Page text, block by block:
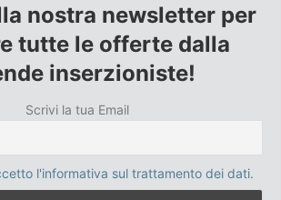
nostra newsletter per
tutte le offerte dalla
inserzioniste!
Scrivi la tua Email
l'informativa sul trattamento dei dati.